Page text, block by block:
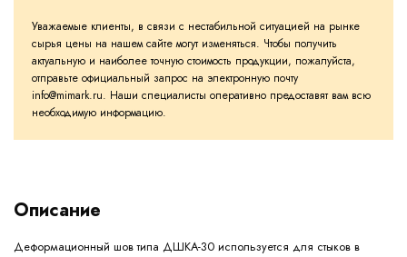
Уважаемые клиенты, в связи с нестабильной ситуацией на рынке
сырья цены на нашем сайте могут изменяться. Чтобы получить
актуальную и наиболее точную стоимость продукции, пожалуйста,
отправьте официальный запрос на электронную почту
info@mimark.ru. Наши специалисты оперативно предоставят вам всю
необходимую информацию.
Описание
Деформационный шов типа ДШКА-30 используется для стыков в